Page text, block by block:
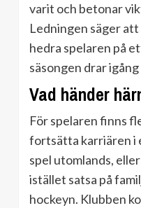
varit och betonar
Ledningen säger
hedra spelaren på
säsongen drar igång
Vad händer
För spelaren finns
fortsätta karriären i
spel utomlands,
istället satsa på
hockeyn. Klubben